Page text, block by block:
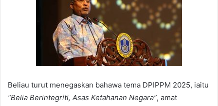
Beliau turut menegaskan bahawa tema DPIPPM 2025, iaitu
“Belia Berintegriti, Asas Ketahanan Negara”, amat